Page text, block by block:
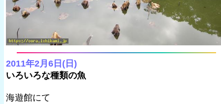
2011年2月6日(日)
いろいろな種類の魚
海遊館にて